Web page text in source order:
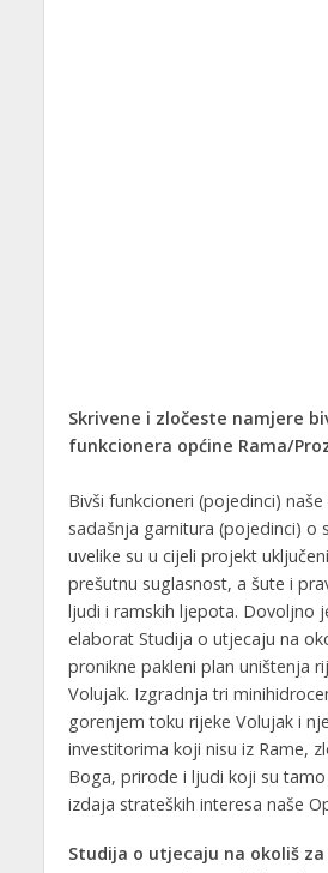
Skrivene i zločeste namjere
funkcionera općine Rama/
Bivši funkcioneri (pojedinci) naše
sadašnja garnitura (pojedinci) o
uvelike su u cijeli projekt
prešutnu suglasnost, a šute i
ljudi i ramskih ljepota. Dovoljno
elaborat Studija o utjecaju na
pronikne pakleni plan uništenja
Volujak. Izgradnja tri
gorenjem toku rijeke Volujak i
investitorima koji nisu iz Rame,
Boga, prirode i ljudi koji su tamo
izdaja strateških interesa naše
Studija o utjecaju na okoliš za